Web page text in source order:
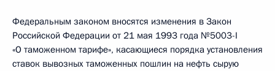
Федеральным законом вносятся изменения в Закон
Российской Федерации от 21 мая 1993 года №5003-I
«О таможенном тарифе», касающиеся порядка установления
ставок вывозных таможенных пошлин на нефть сырую